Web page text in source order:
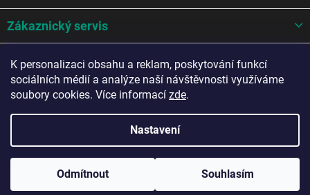
K personalizaci obsahu a reklam, poskytování funkcí
sociálních médií a analýze naší návštěvnosti využíváme
soubory cookies. Více informací zde.
Nastavení
Odmítnout Souhlasím
p
t
Zákaznický servis
Mohlo by se hodit
Potřebujete poradit?
Copyright 2026AZ Auto design s.r.o.. Všechna práva vyhrazena.
Upravit nastavení cookies